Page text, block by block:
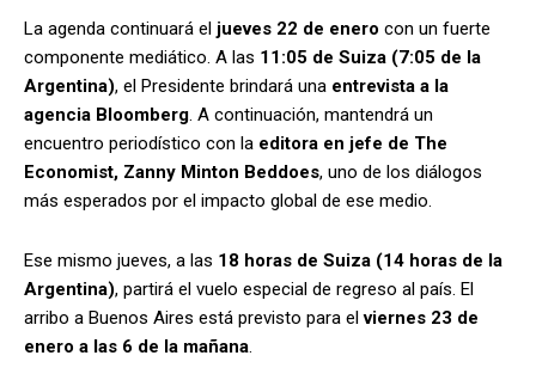
La agenda continuará el jueves 22 de enero con un fuerte
componente mediático. A las 11:05 de Suiza (7:05 de la
Argentina), el Presidente brindará una entrevista a la
agencia Bloomberg. A continuación, mantendrá un
encuentro periodístico con la editora en jefe de The
Economist, Zanny Minton Beddoes, uno de los diálogos
más esperados por el impacto global de ese medio.
Ese mismo jueves, a las 18 horas de Suiza (14 horas de la
Argentina), partirá el vuelo especial de regreso al país. El
arribo a Buenos Aires está previsto para elviernes 23 de
enero a las 6 de la mañana.